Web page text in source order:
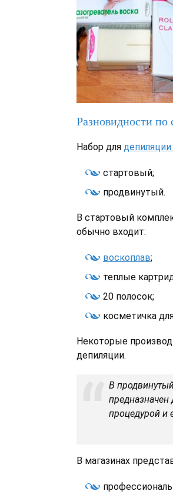
Разновидности по
Набор для
стартовый;
продвинутый.
В стартовый
обычно входит:
воскоплав;
теплые
20 полосок;
косметичка
Некоторые
депиляции.
В
предназначен
процедурой и
В магазинах